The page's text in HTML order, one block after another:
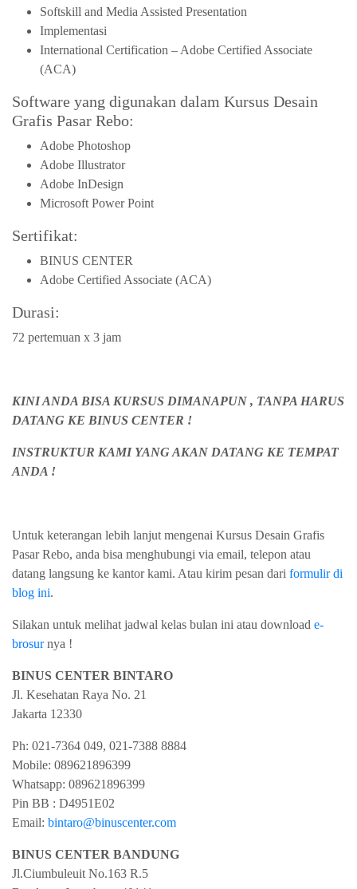
Softskill and Media Assisted Presentation
Implementasi
International Certification – Adobe Certified Associate
(ACA)
Software yang digunakan dalam Kursus Desain
Grafis Pasar Rebo:
Adobe Photoshop
Adobe Illustrator
Adobe InDesign
Microsoft Power Point
Sertifikat:
BINUS CENTER
Adobe Certified Associate (ACA)
Durasi:
72 pertemuan x 3 jam
KINI ANDA BISA KURSUS DIMANAPUN , TANPA HARUS
DATANG KE BINUS CENTER !
INSTRUKTUR KAMI YANG AKAN DATANG KE TEMPAT
ANDA !
Untuk keterangan lebih lanjut mengenai Kursus Desain Grafis
Pasar Rebo, anda bisa menghubungi via email, telepon atau
datang langsung ke kantor kami. Atau kirim pesan dari formulir di
blog ini.
Silakan untuk melihat jadwal kelas bulan ini atau download e-
brosurnya !
BINUS CENTER BINTARO
Jl. Kesehatan Raya No. 21
Jakarta 12330
Ph: 021-7364 049, 021-7388 8884
Mobile: 089621896399
Whatsapp: 089621896399
Pin BB : D4951E02
Email: bintaro@binuscenter.com
BINUS CENTER BANDUNG
Jl.Ciumbuleuit No.163 R.5